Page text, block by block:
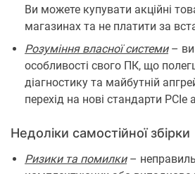
Ви можете купувати акційні
магазинах та не платити за
Розуміння власної системи– ви
особливості свого ПК, що
діагностику та майбутній
перехід на нові стандарти PCIe
Недоліки самостійної збірки
Ризики та помилки–